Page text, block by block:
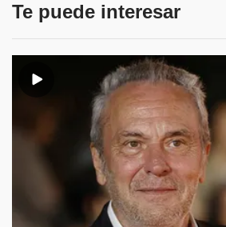
Te puede interesar